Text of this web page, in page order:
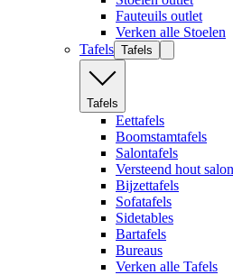
Fauteuils outlet
Verken alle Stoelen
Tafels Tafels
Tafels
Eettafels
Boomstamtafels
Salontafels
Versteend hout
Bijzettafels
Sofatafels
Sidetables
Bartafels
Bureaus
Verken alle Tafels